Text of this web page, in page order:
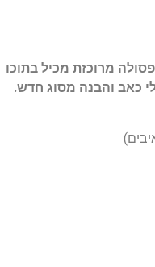
מרוכזת מכיל בתוכו
כאב והבנה מסוג חדש.